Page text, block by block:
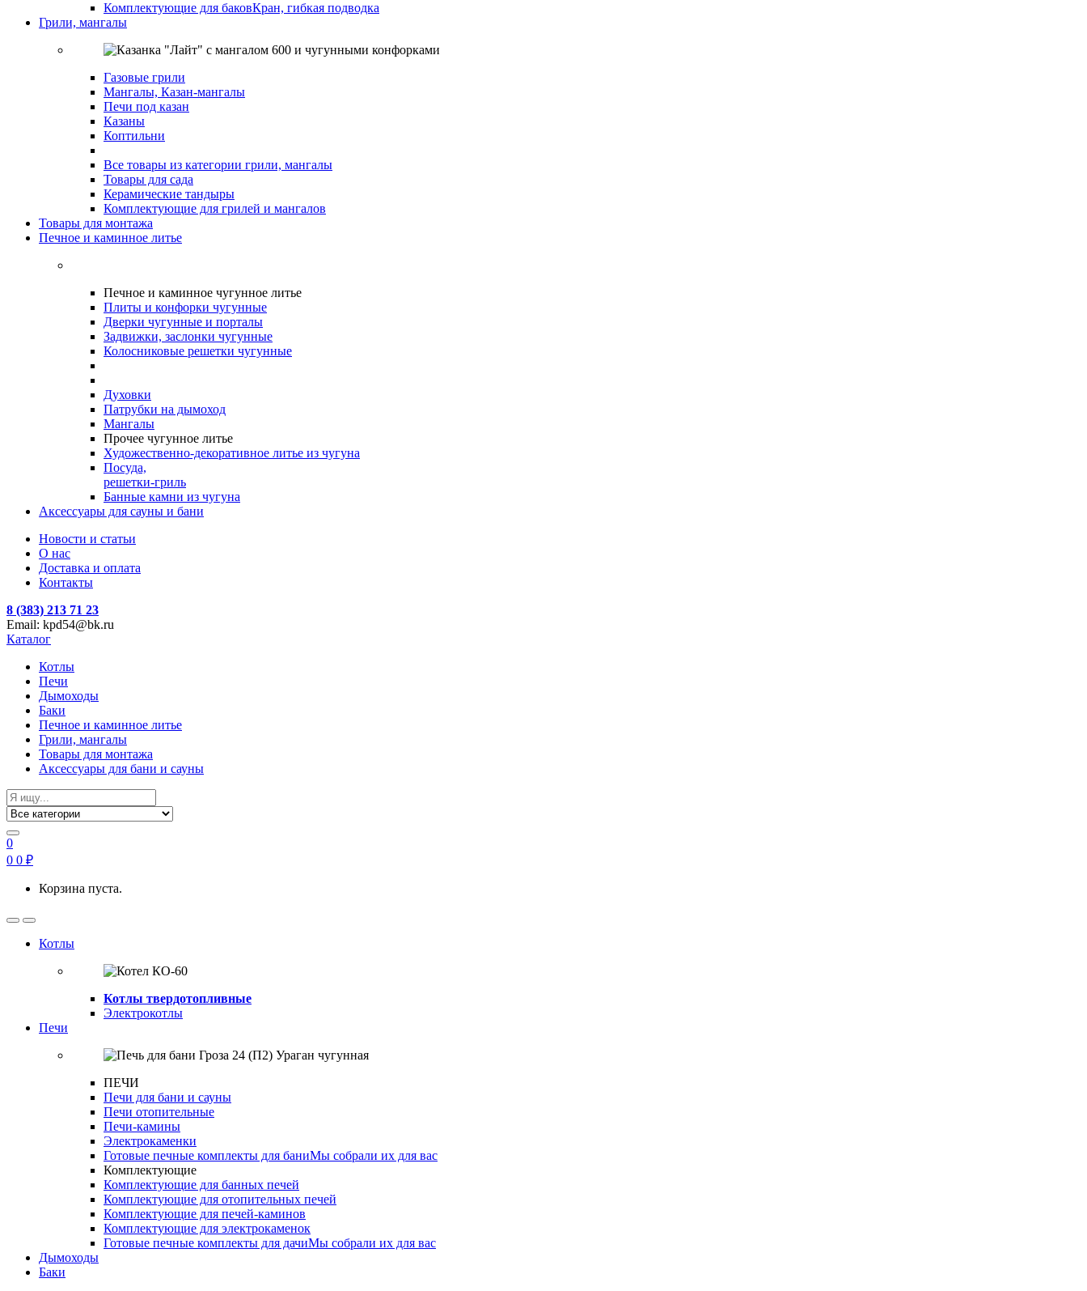
Комплектующие для баковКран, гибкая подводка
Грили, мангалы
Газовые грили
Мангалы, Казан-мангалы
Печи под казан
Казаны
Коптильни
Все товары из категории грили, мангалы
Товары для сада
Керамические тандыры
Комплектующие для грилей и мангалов
Товары для монтажа
Печное и каминное литье
Печное и каминное чугунное литье
Плиты и конфорки чугунные
Дверки чугунные и порталы
Задвижки, заслонки чугунные
Колосниковые решетки чугунные
Духовки
Патрубки на дымоход
Мангалы
Прочее чугунное литье
Художественно-декоративное литье из чугуна
Посуда,
решетки-гриль
Банные камни из чугуна
Аксессуары для сауны и бани
Новости и статьи
О нас
Доставка и оплата
Контакты
8 (383) 213 71 23
Email: kpd54@bk.ru
Каталог
Котлы
Печи
Дымоходы
Баки
Печное и каминное литье
Грили, мангалы
Товары для монтажа
Аксессуары для бани и сауны
Search
for:
0
0 0 ₽
Корзина пуста.
OpenClose
Котлы
Котлы твердотопливные
Электрокотлы
Печи
ПЕЧИ
Печи для бани и сауны
Печи отопительные
Печи-камины
Электрокаменки
Готовые печные комплекты для баниМы собрали их для вас
Комплектующие
Комплектующие для банных печей
Комплектующие для отопительных печей
Комплектующие для печей-каминов
Комплектующие для электрокаменок
Готовые печные комплекты для дачиМы собрали их для вас
Дымоходы
Баки